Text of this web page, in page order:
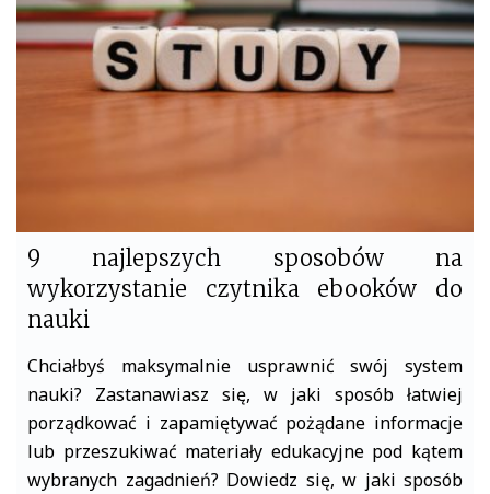
o
r
9 najlepszych sposobów na
wykorzystanie czytnika ebooków do
nauki
Chciałbyś maksymalnie usprawnić swój system
nauki? Zastanawiasz się, w jaki sposób łatwiej
porządkować i zapamiętywać pożądane informacje
lub przeszukiwać materiały edukacyjne pod kątem
wybranych zagadnień? Dowiedz się, w jaki sposób